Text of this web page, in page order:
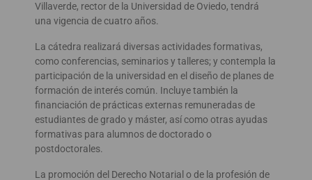
Villaverde, rector de la Universidad de Oviedo, tendrá
una vigencia de cuatro años.
La cátedra realizará diversas actividades formativas,
como conferencias, seminarios y talleres; y contempla la
participación de la universidad en el diseño de planes de
formación de interés común. Incluye también la
financiación de prácticas externas remuneradas de
estudiantes de grado y máster, así como otras ayudas
formativas para alumnos de doctorado o
postdoctorales.
La promoción del Derecho Notarial o de la profesión de